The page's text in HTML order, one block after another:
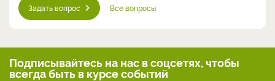
Задать вопрос Все вопросы
Подписывайтесь на нас в соцсетях, чтобы
всегдабыть в курсе событий